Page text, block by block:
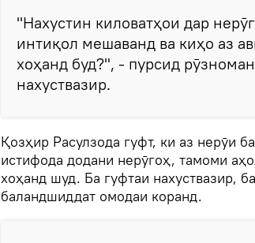
"Нахустин киловатҳои дар
интиқол мешаванд ва киҳо аз
хоҳанд буд?", - пурсид
нахуствазир.
Қозҳир Расулзода гуфт, ки аз нерӯи
истифода додани нерӯгоҳ, тамоми
хоҳанд шуд. Ба гуфтаи нахуствазир,
баландшиддат омодаи коранд.